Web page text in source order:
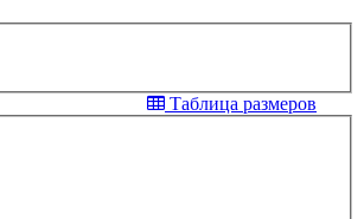
Таблица размеров